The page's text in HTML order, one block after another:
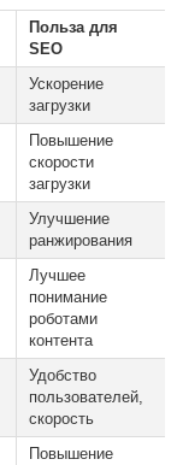
Польза для
SEO
Ускорение
загрузки
Повышение
скорости
загрузки
Улучшение
ранжирования
Лучшее
понимание
роботами
контента
Удобство
пользователей,
скорость
Повышение